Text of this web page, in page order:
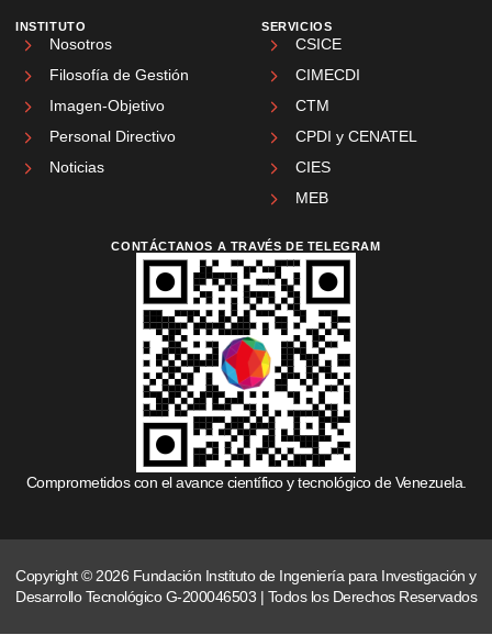
INSTITUTO
Nosotros
Filosofía de Gestión
Imagen-Objetivo
Personal Directivo
Noticias
SERVICIOS
CSICE
CIMECDI
CTM
CPDI y CENATEL
CIES
MEB
CONTÁCTANOS A TRAVÉS DE TELEGRAM
Comprometidos con el avance científico y tecnológico de Venezuela.
Copyright © 2026 Fundación Instituto de Ingeniería para Investigación y
Desarrollo Tecnológico G-200046503 | Todos los Derechos Reservados